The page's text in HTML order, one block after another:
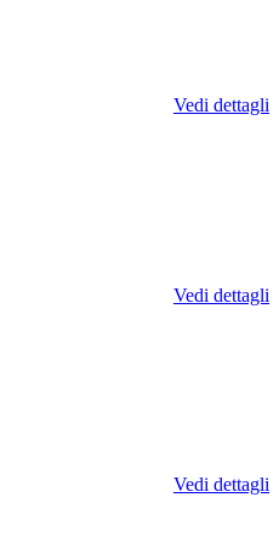
Vedi dettagli
Vedi dettagli
Vedi dettagli